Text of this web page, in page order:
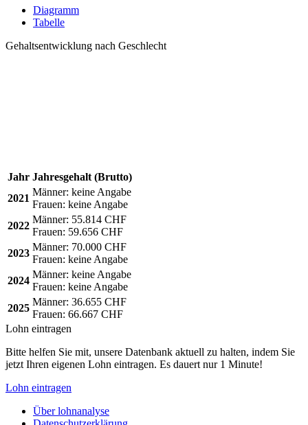
Diagramm
Tabelle
Gehaltsentwicklung nach Geschlecht
Jahr Jahresgehalt (Brutto)
2021
Männer: keine Angabe
Frauen: keine Angabe
2022
Männer: 55.814 CHF
Frauen: 59.656 CHF
2023
Männer: 70.000 CHF
Frauen: keine Angabe
2024
Männer: keine Angabe
Frauen: keine Angabe
2025
Männer: 36.655 CHF
Frauen: 66.667 CHF
Lohn eintragen
Bitte helfen Sie mit, unsere Datenbank aktuell zu halten, indem Sie
jetzt Ihren eigenen Lohn eintragen. Es dauert nur 1 Minute!
Lohn eintragen
Über lohnanalyse